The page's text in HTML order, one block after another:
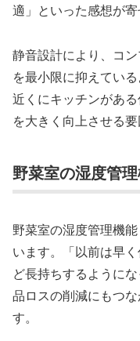
適」といった感想が寄
静音設計により、コ
を最小限に抑えてい
近くにキッチンがあ
を大きく向上させる要
野菜室の湿度管
野菜室の湿度管理機
います。「以前は早
ど長持ちするように
品ロスの削減にもつ
す。